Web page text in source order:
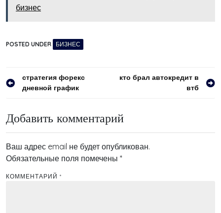
бизнес
POSTED UNDER БИЗНЕС
Навигация
стратегия форекс
дневной график
кто брал автокредит в
втб
Добавить комментарий
Ваш адрес email не будет опубликован.
Обязательные поля помечены *
КОММЕНТАРИЙ *